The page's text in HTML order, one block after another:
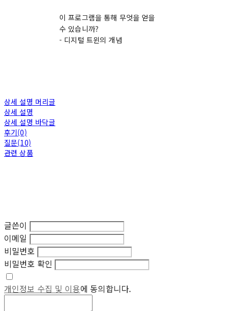
이 프로그램을 통해 무엇을 얻을
수 있습니까?
- 디지털 트윈의 개념
상세 설명 머리글
상세 설명
상세 설명 바닥글
후기(0)
질문(10)
관련 상품
글쓴이
이메일
비밀번호
비밀번호 확인
개인정보 수집 및 이용에 동의합니다.